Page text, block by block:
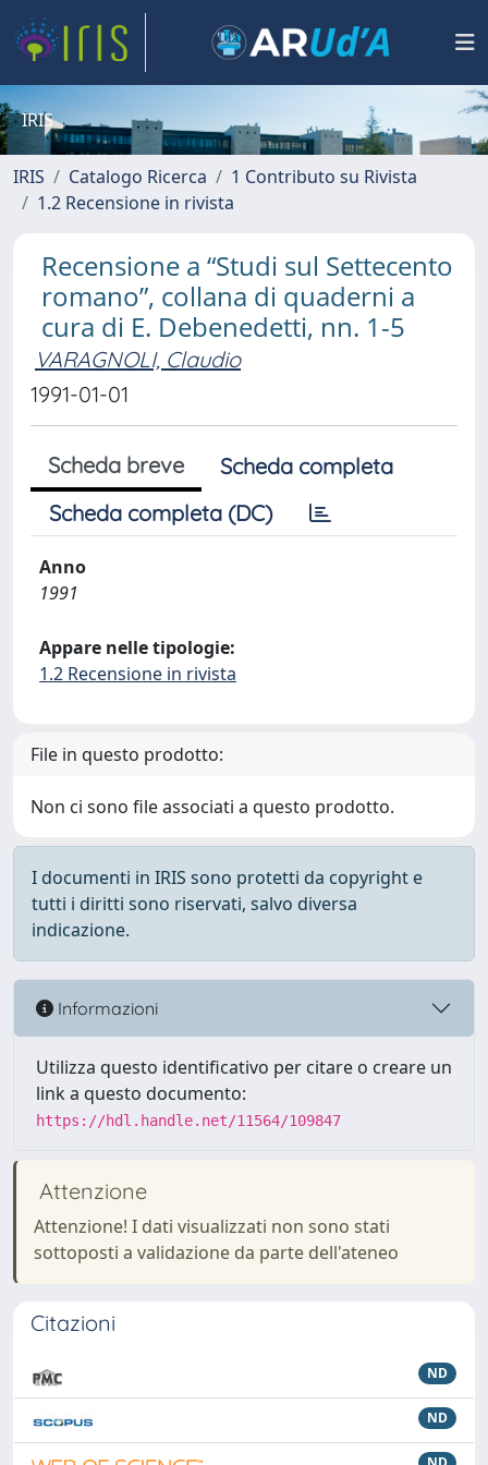
IRIS
IRIS Catalogo Ricerca
1 Contributo su Rivista
1.2 Recensione in rivista
Recensione a “Studi sul Settecento
romano”, collana di quaderni a
cura di E. Debenedetti, nn. 1-5
VARAGNOLI, Claudio
1991-01-01
Scheda breve
Scheda completa
Scheda completa (DC)
Anno
1991
Appare nelle tipologie:
1.2 Recensione in rivista
File in questo prodotto:
Non ci sono file associati a questo prodotto.
I documenti in IRIS sono protetti da copyright e
tutti i diritti sono riservati, salvo diversa
indicazione.
Informazioni
Utilizza questo identificativo per citare o creare un
link a questo documento:
https://hdl.handle.net/11564/109847
Attenzione
Attenzione! I dati visualizzati non sono stati
sottoposti a validazione da parte dell'ateneo
Citazioni
ND
ND